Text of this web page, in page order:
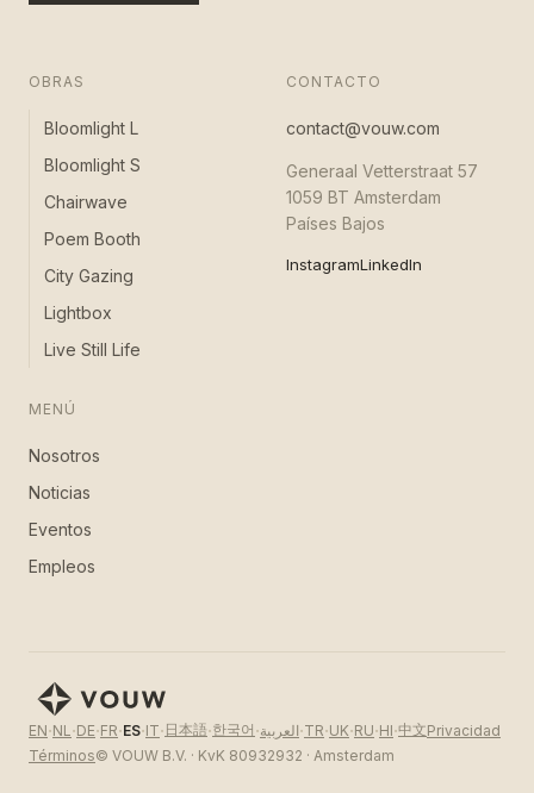
OBRAS
Bloomlight L
Bloomlight S
Chairwave
Poem Booth
City Gazing
Lightbox
Live Still Life
MENÚ
Nosotros
Noticias
Eventos
Empleos
CONTACTO
contact@vouw.com
Generaal Vetterstraat 57
1059 BT Amsterdam
Países Bajos
InstagramLinkedIn
EN·NL·DE·FR·ES·IT· 日本語·한국어 ·العربية·TR·UK·RU·HI·中文Privacidad
Términos© VOUW B.V. · KvK 80932932 · Amsterdam